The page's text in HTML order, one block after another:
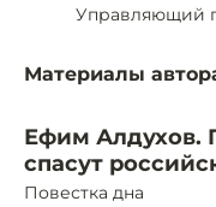
Управляющий
Материалы
Ефим Алдухов.
спасут
Повестка дна